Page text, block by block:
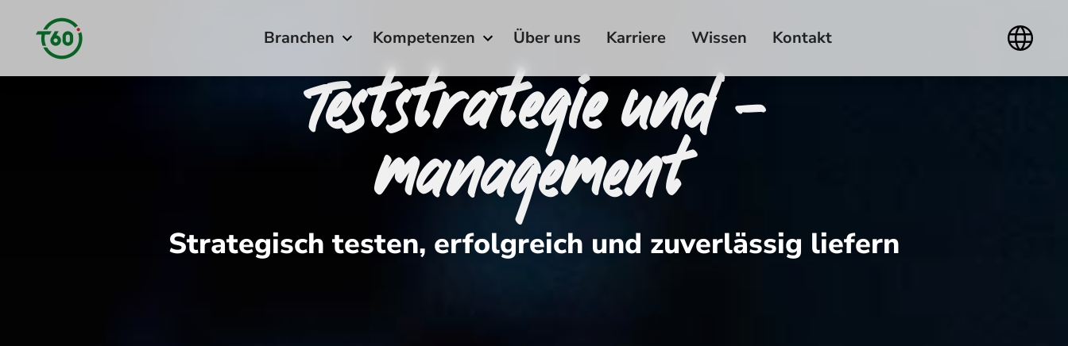
Branchen Kompetenzen Über uns Karriere Wissen Kontakt
Teststrategie und -
management
Strategisch testen, erfolgreich und zuverlässig liefern